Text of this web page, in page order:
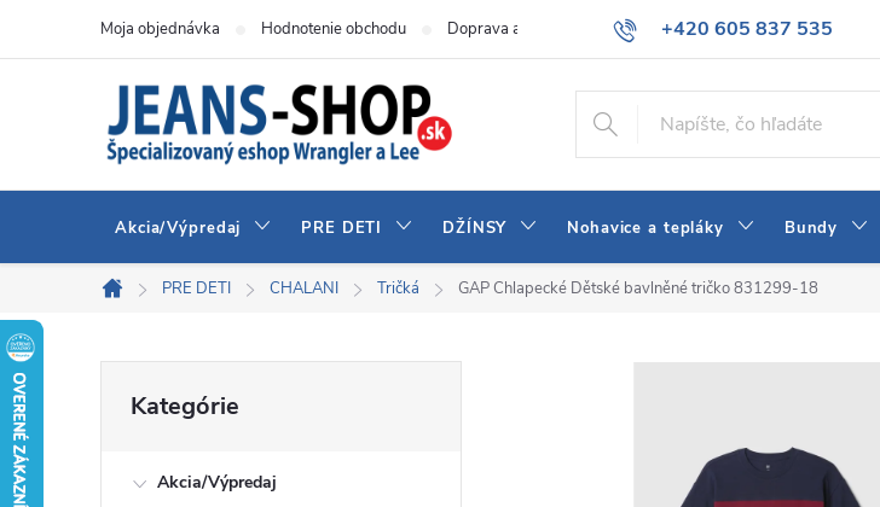
+420 605 837 535
info@jeans-shop.sk
Moja objednávka Hodnotenie obchodu Doprava a platba Všeobecné obchodné podmienky
Akcia/Výpredaj PRE DETI DŽÍNSY Nohavice a tepláky Bundy
Domov
PRE DETI CHALANI Tričká GAP Chlapecké Dětské bavlněné tričko 831299-18
kategórie
Kategórie
Akcia/Výpredaj